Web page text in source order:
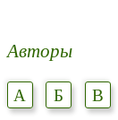
Авторы
А Б В